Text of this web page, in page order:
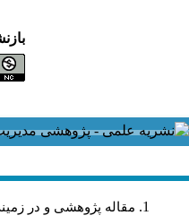
مقاله پژوهشی و در